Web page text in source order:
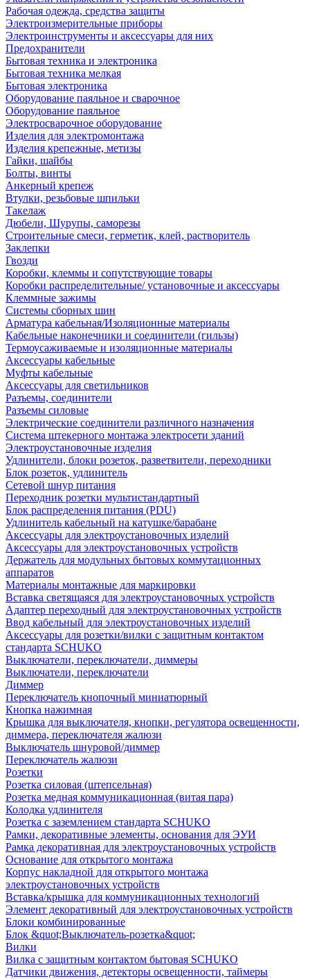
Рабочая одежда, средства защиты
Электроизмерительные приборы
Электроинструменты и аксессуары для них
Предохранители
Бытовая техника и электроника
Бытовая техника мелкая
Бытовая электроника
Оборудование паяльное и сварочное
Оборудование паяльное
Электросварочное оборудование
Изделия для электромонтажа
Изделия крепежные, метизы
Гайки, шайбы
Болты, винты
Анкерный крепеж
Втулки, резьбовые шпильки
Такелаж
Дюбели, Шурупы, саморезы
Строительные смеси, герметик, клей, растворитель
Заклепки
Гвозди
Коробки, клеммы и сопутствующие товары
Коробки распределительные/ установочные и аксессуары
Клеммные зажимы
Системы сборных шин
Арматура кабельная/Изоляционные материалы
Кабельные наконечники и соединители (гильзы)
Термоусаживаемые и изоляционные материалы
Аксессуары кабельные
Муфты кабельные
Аксессуары для светильников
Разъемы, соединители
Разъемы силовые
Электрические соединители различного назначения
Система штекерного монтажа электросети зданий
Электроустановочные изделия
Удлинители, блоки розеток, разветвители, переходники
Блок розеток, удлинитель
Сетевой шнур питания
Переходник розетки мультистандартный
Блок распределения питания (PDU)
Удлинитель кабельный на катушке/барабане
Аксессуары для электроустановочных изделий
Аксессуары для электроустановочных устройств
Держатель для модульных бытовых коммутационных
аппаратов
Материалы монтажные для маркировки
Вставка светящаяся для электроустановочных устройств
Адаптер переходный для электроустановочных устройств
Ввод кабельный для электроустановочных изделий
Аксессуары для розетки/вилки с защитным контактом
стандарта SCHUKO
Выключатели, переключатели, диммеры
Выключатели, переключатели
Диммер
Переключатель кнопочный миниатюрный
Кнопка нажимная
Крышка для выключателя, кнопки, регулятора освещенности,
диммера, переключателя жалюзи
Выключатель шнуровой/диммер
Переключатель жалюзи
Розетки
Розетка силовая (штепсельная)
Розетка медная коммуникационная (витая пара)
Колодка удлинителя
Розетка с заземлением стандарта SCHUKO
Рамки, декоративные элементы, основания для ЭУИ
Рамка декоративная для электроустановочных устройств
Основание для открытого монтажа
Корпус накладной для открытого монтажа
электроустановочных устройств
Вставка/крышка для коммуникационных технологий
Элемент декоративный для электроустановочных устройств
Блоки комбинированные
Блок &quot;Выключатель-розетка&quot;
Вилки
Вилка с защитным контактом бытовая SCHUKO
Датчики движения, детекторы освещенности, таймеры